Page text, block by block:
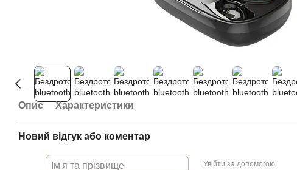
Опис Характеристики
Новий відгук або коментар
Увійти за допомогою